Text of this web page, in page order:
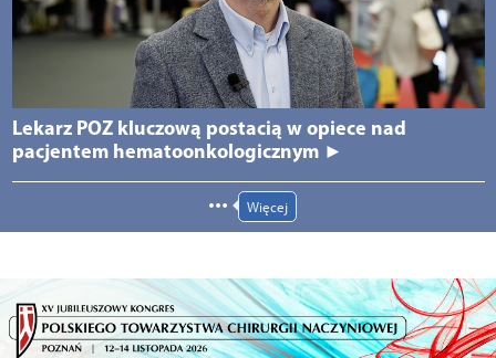
Lekarz POZ kluczową postacią w opiece nad
pacjentem hematoonkologicznym ►
Więcej